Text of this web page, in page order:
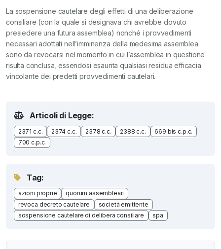
La sospensione cautelare degli effetti di una deliberazione
consiliare (con la quale si designava chi avrebbe dovuto
presiedere una futura assemblea) nonché i provvedimenti
necessari adottati nell’imminenza della medesima assemblea
sono da revocarsi nel momento in cui l’assemblea in questione
risulta conclusa, essendosi esaurita qualsiasi residua efficacia
vincolante dei predetti provvedimenti cautelari.
Articoli di Legge:
2371 c.c. 2374 c.c. 2378 c.c. 2388 c.c.
669 bis c.p.c.
700 c.p.c.
Tag:
azioni proprie
quorum assembleari
revoca decreto cautelare
società emittente
sospensione cautelare di delibera consiliare
spa